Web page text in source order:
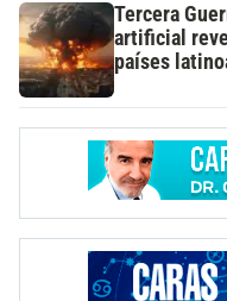
Tercera
artificial
países